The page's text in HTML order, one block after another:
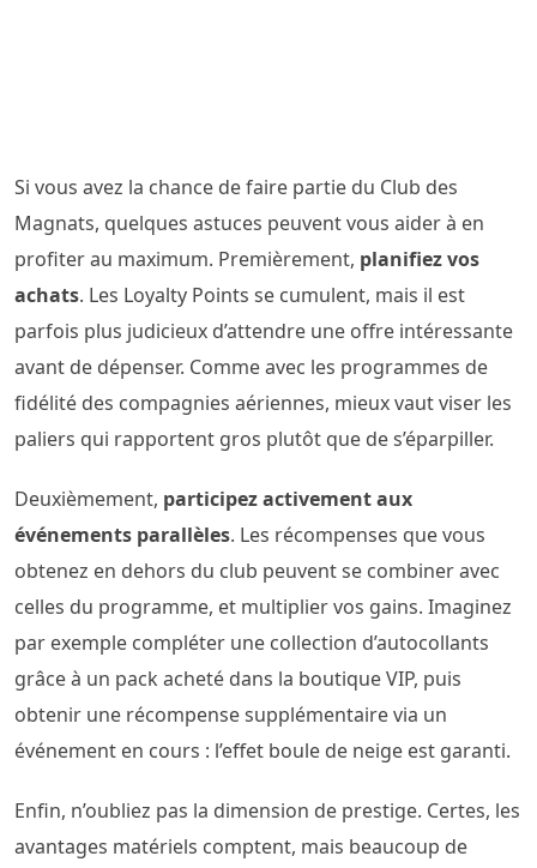
Si vous avez la chance de faire partie du Club des
Magnats, quelques astuces peuvent vous aider à en
profiter au maximum. Premièrement, planifiez vos
achats. Les Loyalty Points se cumulent, mais il est
parfois plus judicieux d’attendre une offre intéressante
avant de dépenser. Comme avec les programmes de
fidélité des compagnies aériennes, mieux vaut viser les
paliers qui rapportent gros plutôt que de s’éparpiller.
Deuxièmement, participez activement aux
événements parallèles. Les récompenses que vous
obtenez en dehors du club peuvent se combiner avec
celles du programme, et multiplier vos gains. Imaginez
par exemple compléter une collection d’autocollants
grâce à un pack acheté dans la boutique VIP, puis
obtenir une récompense supplémentaire via un
événement en cours : l’effet boule de neige est garanti.
Enfin, n’oubliez pas la dimension de prestige. Certes, les
avantages matériels comptent, mais beaucoup de